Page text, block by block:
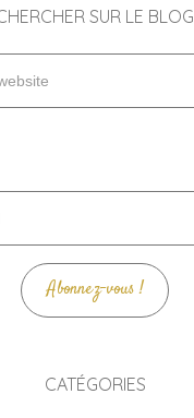
SUR LE BLOG
Abonnez-vous !
CATÉGORIES